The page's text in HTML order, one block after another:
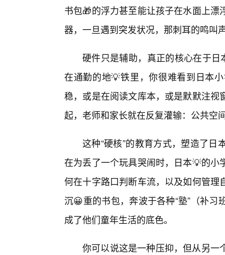
书包🎁的浮力甚至能让孩子在水面上
器，一旦遇到突发状况，那刺耳的鸣叫
硬件只是辅助，真正的核心在于日
在通勤的地💡铁里，你很难看到日本
稳，或是在阅读文库本，或是默默注
起，老师和家长就在反复灌输：公共空
这种“硬核”的教育方式，塑造了
在为丢了一个玩具哭闹时，日本💡的
何在十字路口判断车流，以及如何管
沉😀重的书包，奔波于各种“塾”（补
成了他们童年生活的底色。
你可以说这是一种压抑，但从另一